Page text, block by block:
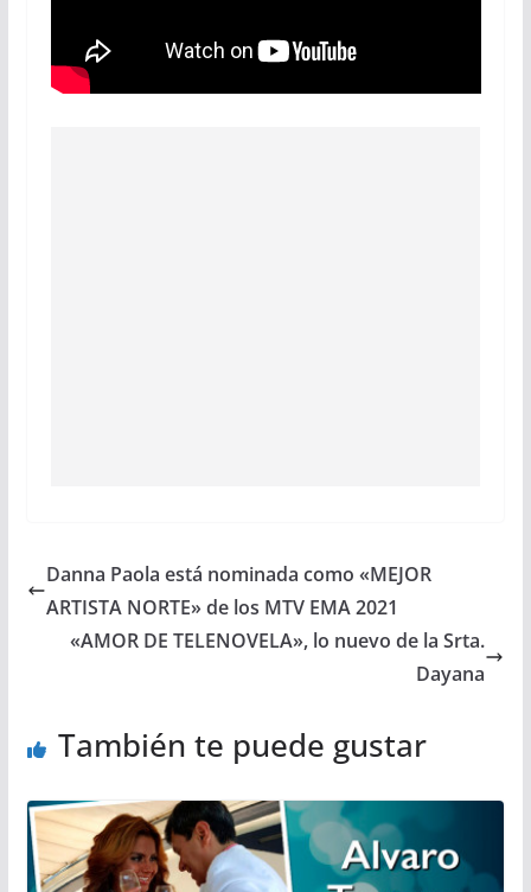
Danna Paola está nominada como «MEJOR
ARTISTA NORTE» de los MTV EMA 2021
«AMOR DE TELENOVELA», lo nuevo de la Srta.
Dayana
También te puede gustar